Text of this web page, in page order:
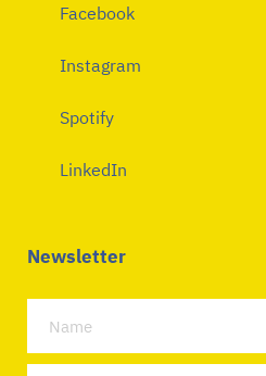
Facebook
Instagram
Spotify
LinkedIn
Newsletter